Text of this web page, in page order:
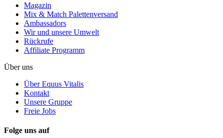
Magazin
Mix & Match Palettenversand
Ambassadors
Wir und unsere Umwelt
Rückrufe
Affiliate Programm
Über uns
Über Equus Vitalis
Kontakt
Unsere Gruppe
Freie Jobs
Folge uns auf